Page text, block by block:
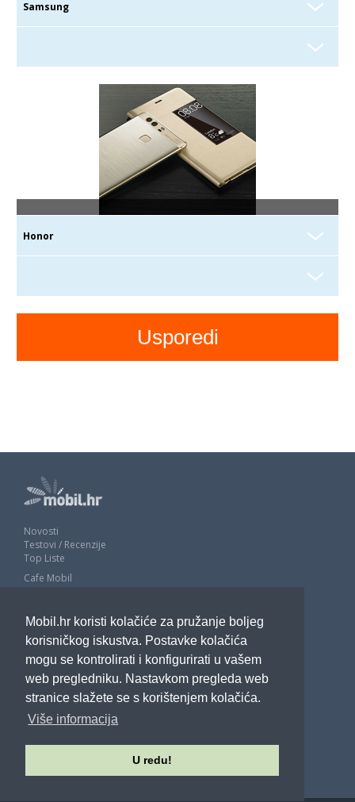
Mobil.hr koristi kolačiće za pružanje boljeg
korisničkog iskustva. Postavke kolačića
mogu se kontrolirati i konfigurirati u vašem
web pregledniku. Nastavkom pregleda web
stranice slažete se s korištenjem kolačića.
Više informacija
U redu!
Novosti
Testovi / Recenzije
Top Liste
Cafe Mobil
Impressum
Marketing
Pravne odredbe
Izjava o privatnosti
POTRAŽITE NAS
Sva prava pridržana - Mobil.hr - 2026.